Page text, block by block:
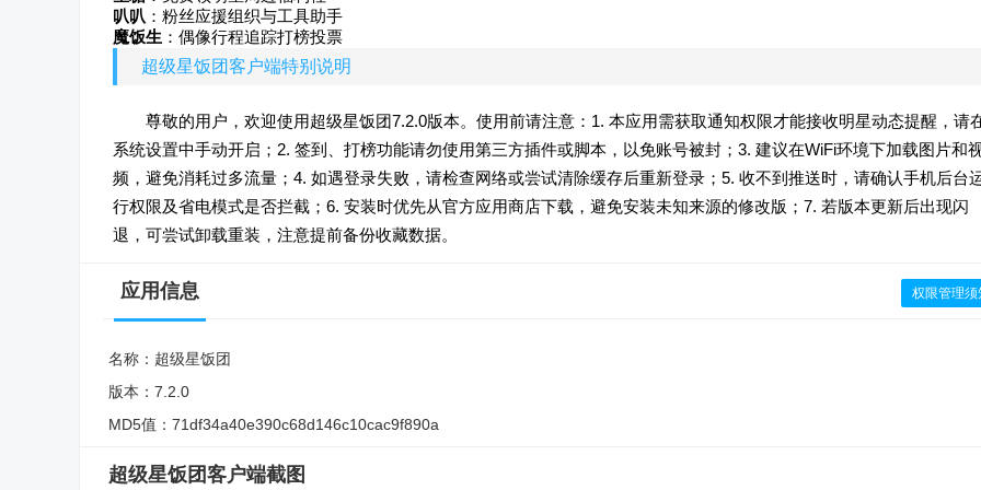
叭叭 ：粉丝应援组织与工具助手
魔饭生 ：偶像行程追踪打榜投票
超级星饭团客户端特别说明
尊敬的用户，欢迎使用超级星饭团7.2.0版本。使用前请注意：1. 本应用需获取通知权限才能接收明星动态提醒，请
系统设置中手动开启；2. 签到、打榜功能请勿使用第三方插件或脚本，以免账号被封；3. 建议在WiFi环境下加载图片和
频，避免消耗过多流量；4. 如遇登录失败，请检查网络或尝试清除缓存后重新登录；5. 收不到推送时，请确认手机后台
行权限及省电模式是否拦截；6. 安装时优先从官方应用商店下载，避免安装未知来源的修改版；7. 若版本更新后出现闪
退，可尝试卸载重装，注意提前备份收藏数据。
应用信息 权限管理须
名称： 超级星饭团
版本： 7.2.0
MD5值： 71df34a40e390c68d146c10cac9f890a
超级星饭团客户端截图